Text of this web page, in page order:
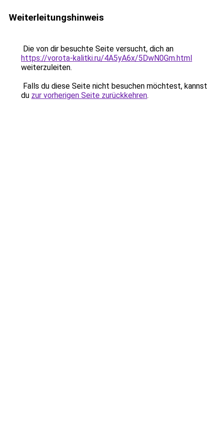
Weiterleitungshinweis
Die von dir besuchte Seite versucht, dich an
https://vorota-kalitki.ru/4A5yA6x/5DwN0Gm.html
weiterzuleiten.
Falls du diese Seite nicht besuchen möchtest, kannst
du zur vorherigen Seite zurückkehren.